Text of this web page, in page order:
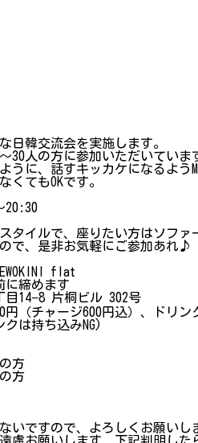
日韓交流会を実施します。
30人の方に参加いただいていま
うに、話すキッカケになるよ
てもOKです。
20:30
タイルで、座りたい方はソフ
で、是非お気軽にご参加あれ♪
flat
に締めます
目14−8 片桐ビル 302号
（チャージ600円込）、ドリン
は持ち込みNG)
方
方
いですので、よろしくお願いし